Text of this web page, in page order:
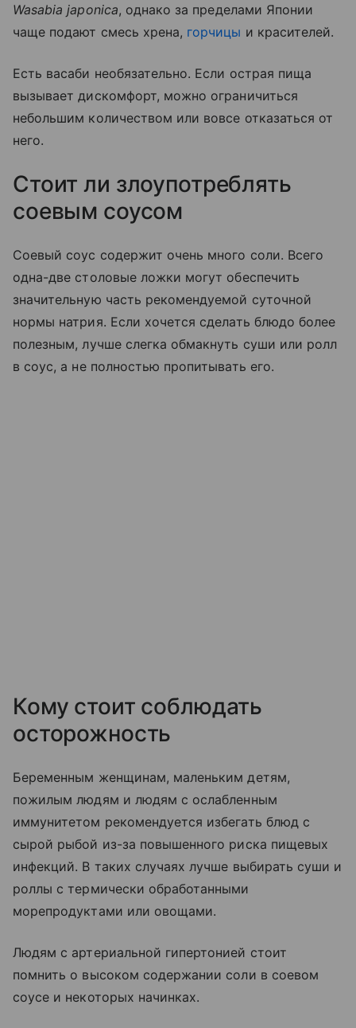
Wasabia japonica, однако за пределами Японии
чаще подают смесь хрена, горчицы и красителей.
Есть васаби необязательно. Если острая пища
вызывает дискомфорт, можно ограничиться
небольшим количеством или вовсе отказаться от
него.
Стоит ли злоупотреблять
соевым соусом
Соевый соус содержит очень много соли. Всего
одна-две столовые ложки могут обеспечить
значительную часть рекомендуемой суточной
нормы натрия. Если хочется сделать блюдо более
полезным, лучше слегка обмакнуть суши или ролл
в соус, а не полностью пропитывать его.
Кому стоит соблюдать
осторожность
Беременным женщинам, маленьким детям,
пожилым людям и людям с ослабленным
иммунитетом рекомендуется избегать блюд с
сырой рыбой из-за повышенного риска пищевых
инфекций. В таких случаях лучше выбирать суши и
роллы с термически обработанными
морепродуктами или овощами.
Людям с артериальной гипертонией стоит
помнить о высоком содержании соли в соевом
соусе и некоторых начинках.